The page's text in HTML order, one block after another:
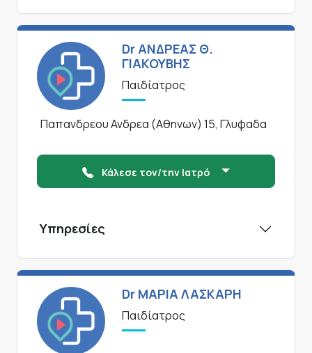
Dr ΑΝΔΡΕΑΣ Θ.
ΓΙΑΚΟΥΒΗΣ
Παιδίατρος
Παπανδρεου Ανδρεα (Αθηνων) 15, Γλυφαδα
Κάλεσε τον/την Ιατρό
Υπηρεσίες
Dr ΜΑΡΙΑ ΛΑΣΚΑΡΗ
Παιδίατρος